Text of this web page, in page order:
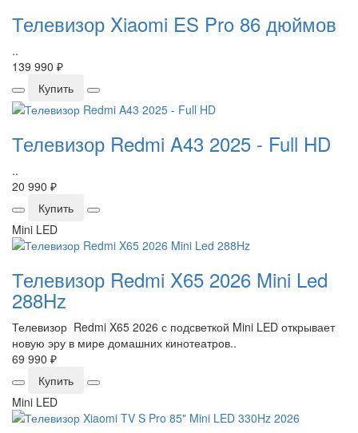
Телевизор Xiaomi ES Pro 86 дюймов
..
139 990 ₽
Купить
Телевизор Redmi A43 2025 - Full HD
..
20 990 ₽
Купить
Mini LED
Телевизор Redmi X65 2026 Mini Led
288Hz
Телевизор Redmi X65 2026 с подсветкой Mini LED открывает
новую эру в мире домашних кинотеатров..
69 990 ₽
Купить
Mini LED